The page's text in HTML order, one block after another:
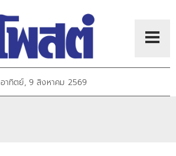
อาทิตย์, 9 สิงหาคม 2569